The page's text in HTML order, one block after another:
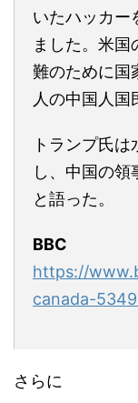
いたハッカー
ました。米
難のために国
人の中国人国
トランプ氏
し、中国の領
と語った。
BBC
https://
canada-
さらに